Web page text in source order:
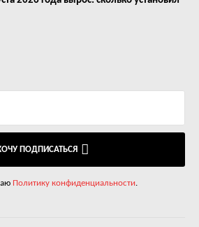
ПОДПИСАТЬСЯ
Политику конфиденциальности.